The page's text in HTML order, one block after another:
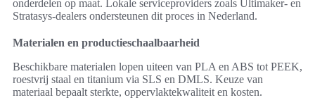
onderdelen op maat. Lokale serviceproviders zoals Ultimaker- en
Stratasys-dealers ondersteunen dit proces in Nederland.
Materialen en productieschaalbaarheid
Beschikbare materialen lopen uiteen van PLA en ABS tot PEEK,
roestvrij staal en titanium via SLS en DMLS. Keuze van
materiaal bepaalt sterkte, oppervlaktekwaliteit en kosten.